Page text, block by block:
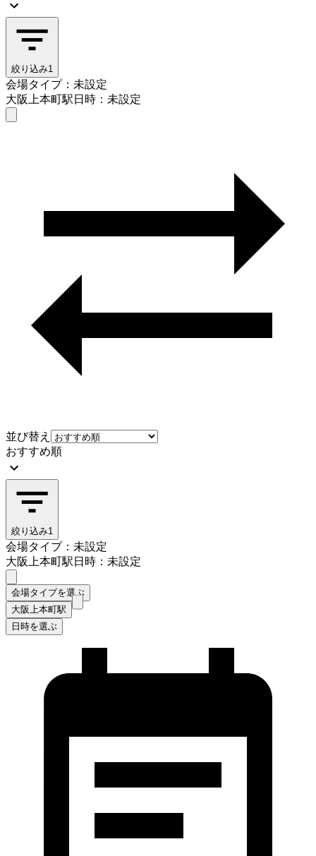
絞り込み1
会場タイプ：未設定
大阪上本町駅日時：未設定
並び替え
おすすめ順
絞り込み1
会場タイプ：未設定
大阪上本町駅日時：未設定
会場タイプを選ぶ
大阪上本町駅
日時を選ぶ